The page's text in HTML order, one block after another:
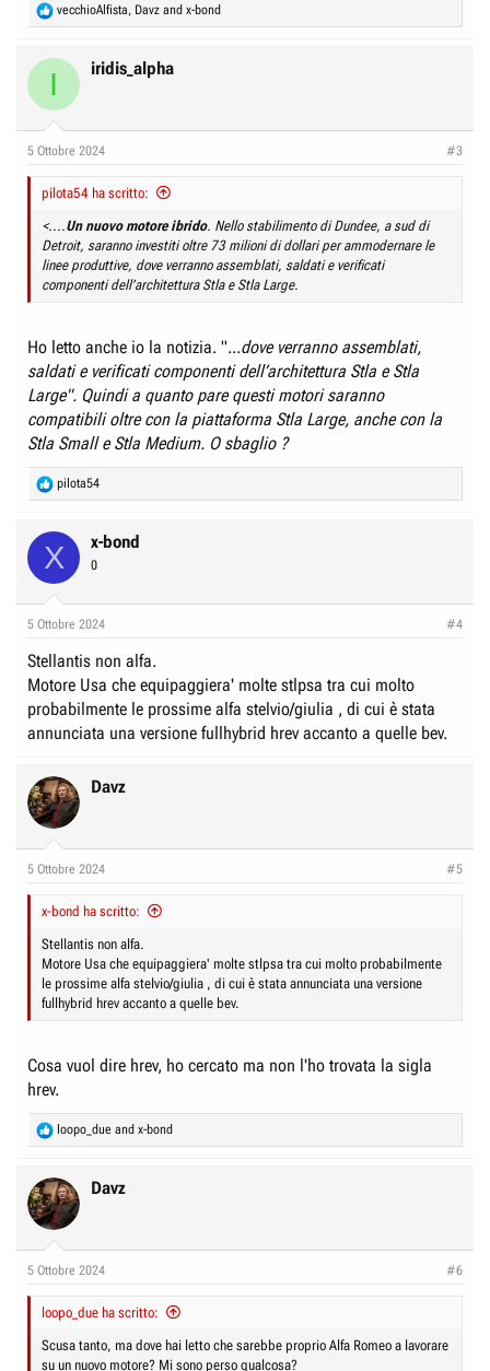
R
e
s
vecchioAlfista, Davz and x-bond
I iridis_alpha
5 Ottobre 2024 #3
pilota54 ha scritto:
<....Un nuovo motore ibrido. Nello stabilimento di Dundee, a sud di
Detroit, saranno investiti oltre 73 milioni di dollari per ammodernare le
linee produttive, dove verranno assemblati, saldati e verificati
componenti dell’architettura Stla e Stla Large.
Ho letto anche io la notizia. "...dove verranno assemblati,
saldati e verificati componenti dell’architettura Stla e Stla
Large". Quindi a quanto pare questi motori saranno
compatibili oltre con la piattaforma Stla Large, anche con la
Stla Small e Stla Medium. O sbaglio ?
R
e
t
s
pilota54
X x-bond
0
5 Ottobre 2024 #4
Stellantis non alfa.
Motore Usa che equipaggiera' molte stlpsa tra cui molto
probabilmente le prossime alfa stelvio/giulia , di cui è stata
annunciata una versione fullhybrid hrev accanto a quelle bev.
Davz
5 Ottobre 2024 #5
x-bond ha scritto:
Stellantis non alfa.
Motore Usa che equipaggiera' molte stlpsa tra cui molto probabilmente
le prossime alfa stelvio/giulia , di cui è stata annunciata una versione
fullhybrid hrev accanto a quelle bev.
Cosa vuol dire hrev, ho cercato ma non l'ho trovata la sigla
hrev.
R
e
c
t
i
s
loopo_due and x-bond
Davz
5 Ottobre 2024 #6
loopo_due ha scritto:
Scusa tanto, ma dove hai letto che sarebbe proprio Alfa Romeo a lavorare
su un nuovo motore? Mi sono perso qualcosa?